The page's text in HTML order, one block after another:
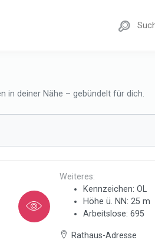
in deiner Nähe – gebündelt für dich.
Weiteres:
Kennzeichen: OL
Höhe ü. NN: 25 m
Arbeitslose: 695
Rathaus-Adresse